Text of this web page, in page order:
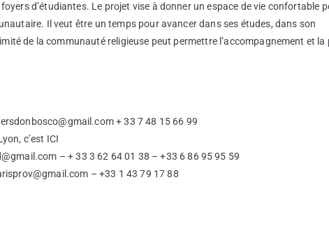
d’étudiantes. Le projet vise à donner un espace de vie confortable
Il veut être un temps pour avancer dans ses études, dans son
de la communauté religieuse peut permettre l’accompagnement et la
+ 33 7 48 15 66 99
c’est ICI
– + 33 3 62 64 01 38 – +33 6 86 95 95 59
– +33 1 43 79 17 88